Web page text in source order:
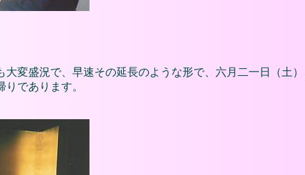
変盛況で、早速その延長のような形で、六月二一日（土
であります。